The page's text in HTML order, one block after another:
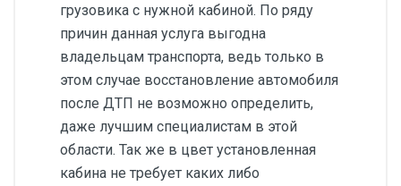
грузовика с нужной кабиной. По ряду
причин данная услуга выгодна
владельцам транспорта, ведь только в
этом случае восстановление автомобиля
после ДТП не возможно определить,
даже лучшим специалистам в этой
области. Так же в цвет установленная
кабина не требует каких либо